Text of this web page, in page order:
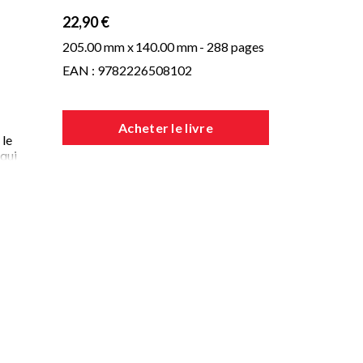
le
22,90 €
205.00 mm x140.00 mm- 288 pages
EAN : 9782226508102
Acheter le livre